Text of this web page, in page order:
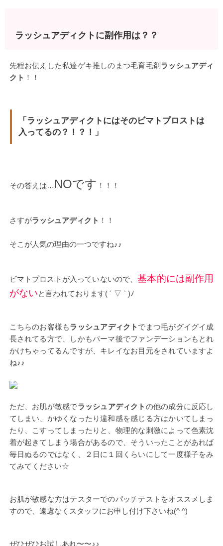
ラッシュアディクトに副作用は？？
先程お伝えした私達ゲキ推しのまつ毛育毛剤 ラッシュアディ
クト ！！
「ラッシュアディクトにはそのビマトプロストは
入ってるの？！？！」
その答えは… NOです ！！！
さすがラッシュアディクト ！！
そこが人気の理由の一つですね♪♪
ビマトプロストが入っていないので、基本的には副作用
がないと言われております( ´ ▽ ` )ﾉ
こちらのお客様もラッシュアディクト でまつ毛がグイグイ成
長されてる方で、しかもパーマ後でファンデーションもとれ
かけちゃってるんですが、キレイなお目元をされていますよ
ね♪♪
ただ、お肌が敏感でラッシュアディクト の他の成分に反応し
てしまい、かゆくなったり違和感を感じる方はかいてしまっ
たり、こすってしまったりと、物理的な刺激によって色素沈
着が起きてしまう場合があるので、そういったことがあれば
毎日ぬるのではなく、２日に１回くらいにして一度様子をみ
てみてください☆
お肌が敏感な方はテスターでのパッチテストをオススメしま
すので、遠慮なくスタッフにお申し付け下さいね(^ ^)
ぜひぜひお試しあれ〜〜♪♪